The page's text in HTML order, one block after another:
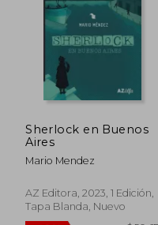
45%
dcto.
Sherlock en Buenos
Aires
Mario Mendez
AZ Editora, 2023, 1 Edición,
Tapa Blanda, Nuevo